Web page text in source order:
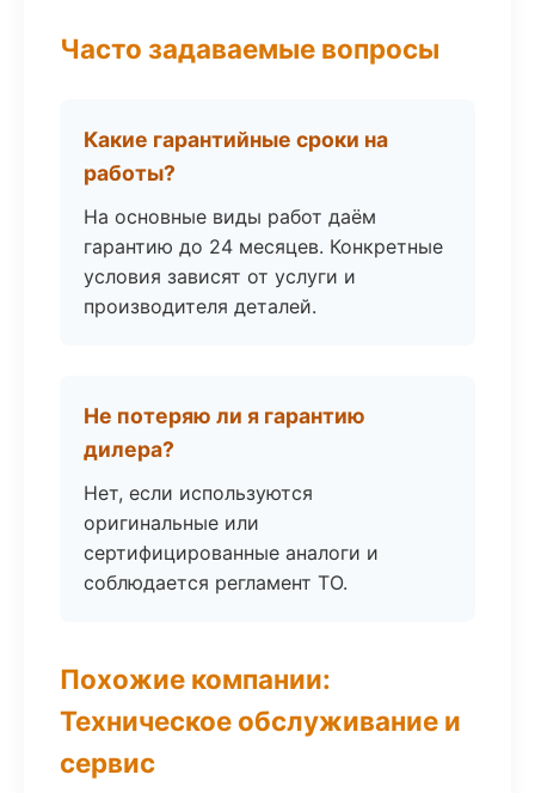
Часто задаваемые вопросы
Какие гарантийные сроки на
работы?
На основные виды работ даём
гарантию до 24 месяцев. Конкретные
условия зависят от услуги и
производителя деталей.
Не потеряю ли я гарантию
дилера?
Нет, если используются
оригинальные или
сертифицированные аналоги и
соблюдается регламент ТО.
Похожие компании:
Техническое обслуживание и
сервис